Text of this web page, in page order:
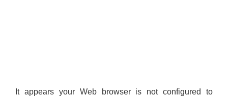
It appears your Web browser is not configured to